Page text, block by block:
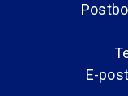
E-